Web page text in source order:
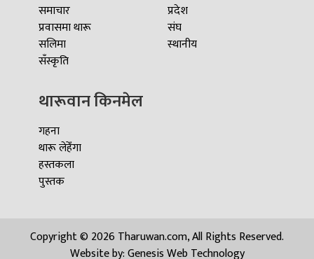
समाचार
प्रवासमा थारू
सलिमा
सँस्कृति
प्रदेश
संघ
स्थानीय
थारूवान किनमेल
गहना
थारू लेहेँगा
हस्तकला
पुस्तक
Copyright © 2026 Tharuwan.com, All Rights Reserved.
Website by:Genesis Web Technology